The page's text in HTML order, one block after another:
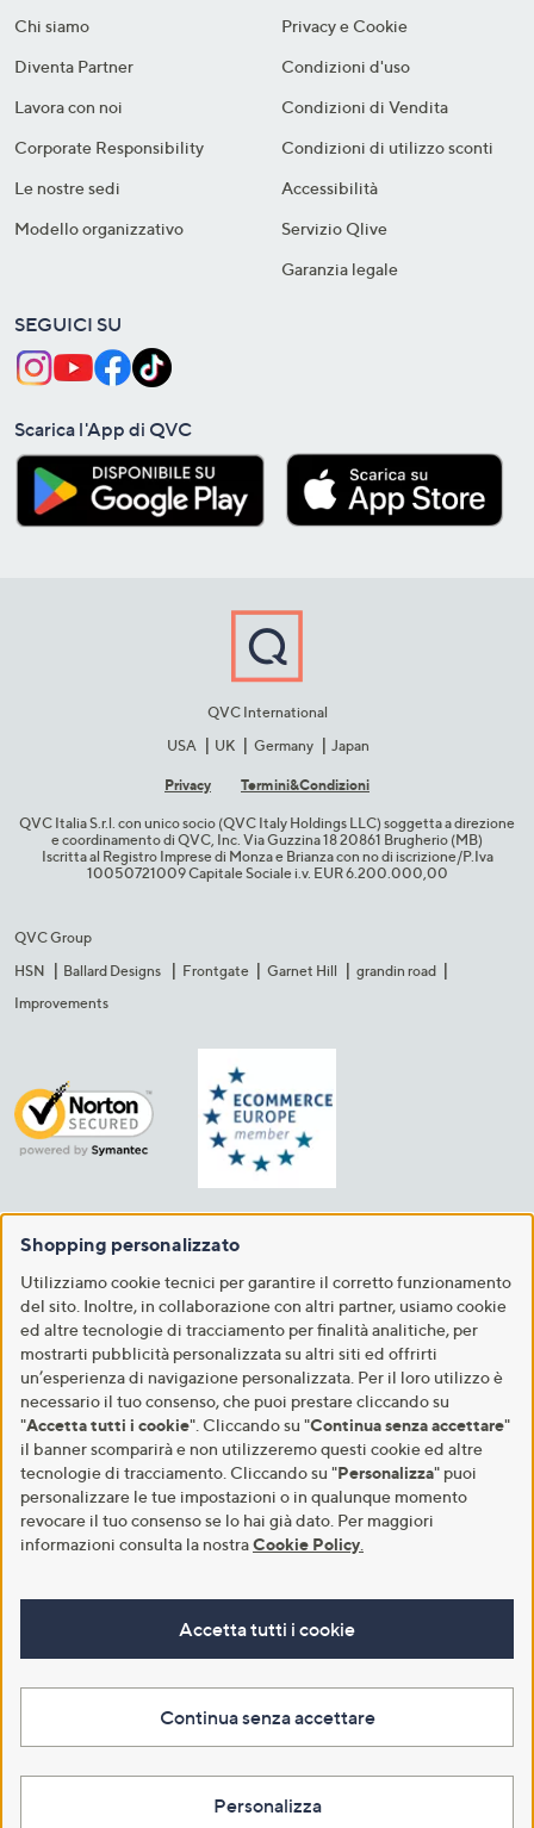
Chi siamo
Diventa Partner
Lavora con noi
Corporate Responsibility
Le nostre sedi
Modello organizzativo
Privacy e Cookie
Condizioni d'uso
Condizioni di Vendita
Condizioni di utilizzo sconti
Accessibilità
Servizio Qlive
Garanzia legale
SEGUICI SU
Scarica l'App di QVC
QVC International
USA
UK Germany Japan
Privacy Termini&C​ondizioni
QVC Italia S.r.l. con unico socio (QVC Italy Holdings LLC) soggetta a direzione
e coordinamento di QVC, Inc. Via Guzzina 18 20861 Brugherio (MB)​
Iscritta al Registro Imprese di Monza e Brianza con no di iscrizione/P.Iva
10050721009 Capitale Sociale i.v. EUR 6.200.000,00​
QVC Group
HSN
Ballard Designs Frontgate Garnet Hill
grandin road
Improvements
Shopping personalizzato
Utilizziamo cookie tecnici per garantire il corretto funzionamento
del sito. Inoltre, in collaborazione con altri partner, usiamo cookie
ed altre tecnologie di tracciamento per finalità analitiche, per
mostrarti pubblicità personalizzata su altri siti ed offrirti
un’esperienza di navigazione personalizzata. Per il loro utilizzo è
necessario il tuo consenso, che puoi prestare cliccando su
"Accetta tutti i cookie". Cliccando su "Continua senza accettare"
il banner scomparirà e non utilizzeremo questi cookie ed altre
tecnologie di tracciamento. Cliccando su "Personalizza" puoi
personalizzare le tue impostazioni o in qualunque momento
revocare il tuo consenso se lo hai già dato. Per maggiori
informazioni consulta la nostraCookie Policy
Accetta tutti i cookie
Continua senza accettare
Personalizza